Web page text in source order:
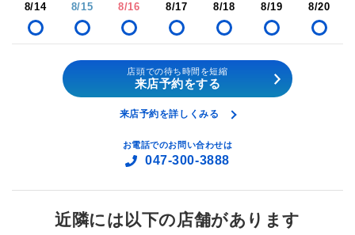
8/14 8/15 8/16 8/17 8/18 8/19 8/20
店頭での待ち時間を短縮
来店予約をする
来店予約を詳しくみる
お電話でのお問い合わせは
047-300-3888
近隣には以下の店舗があります